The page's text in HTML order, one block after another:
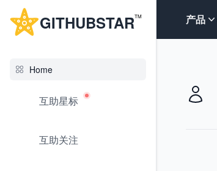
GITHUBSTARTM
Home
互助星标
互助关注
产品